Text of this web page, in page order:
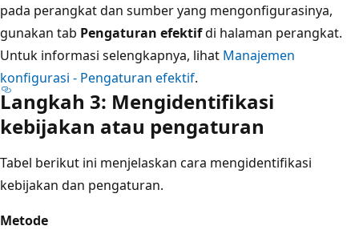
pada perangkat dan sumber yang mengonfigurasinya,
gunakan tab Pengaturan efektifdi halaman perangkat.
Untuk informasi selengkapnya, lihat Manajemen
konfigurasi - Pengaturan efektif.
Langkah 3: Mengidentifikasi
kebijakan atau pengaturan
Tabel berikut ini menjelaskan cara mengidentifikasi
kebijakan dan pengaturan.
Metode